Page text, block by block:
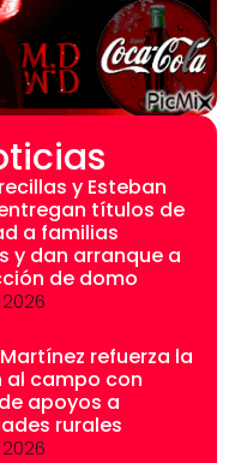
y Esteban
títulos de
a familias
y dan arranque a
de domo
refuerza la
al campo con
apoyos a
rurales